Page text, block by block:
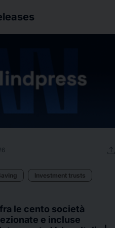
upload
Investment trusts
le cento società
e incluse